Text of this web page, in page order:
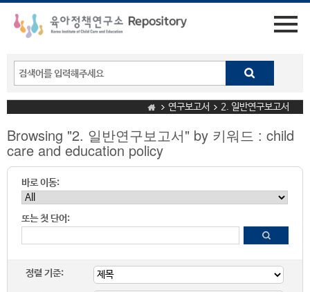
연구보고서 2. 일반연구보고서
Browsing "2. 일반연구보고서" by 키워드 : child
care and education policy
바로 이동:
또는 첫 단어:
정렬 기준: